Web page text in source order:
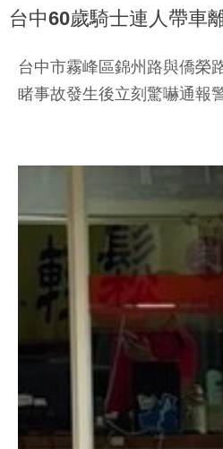
台中60歲騎士連人帶車
台中市霧峰區錦州路與僑榮
睹事故發生後立刻驚嚇通報